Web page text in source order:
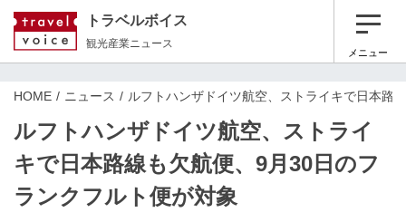
トラベルボイス
観光産業ニュース
メニュー
HOME ニュース ルフトハンザドイツ航空、ストライキで日本路
ルフトハンザドイツ航空、ストライ
キで日本路線も欠航便、9月30日のフ
ランクフルト便が対象